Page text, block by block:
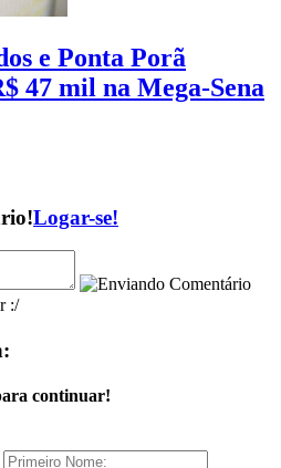
e Ponta Porã
47 mil na Mega-Sena
Logar-se!
:/
continuar!